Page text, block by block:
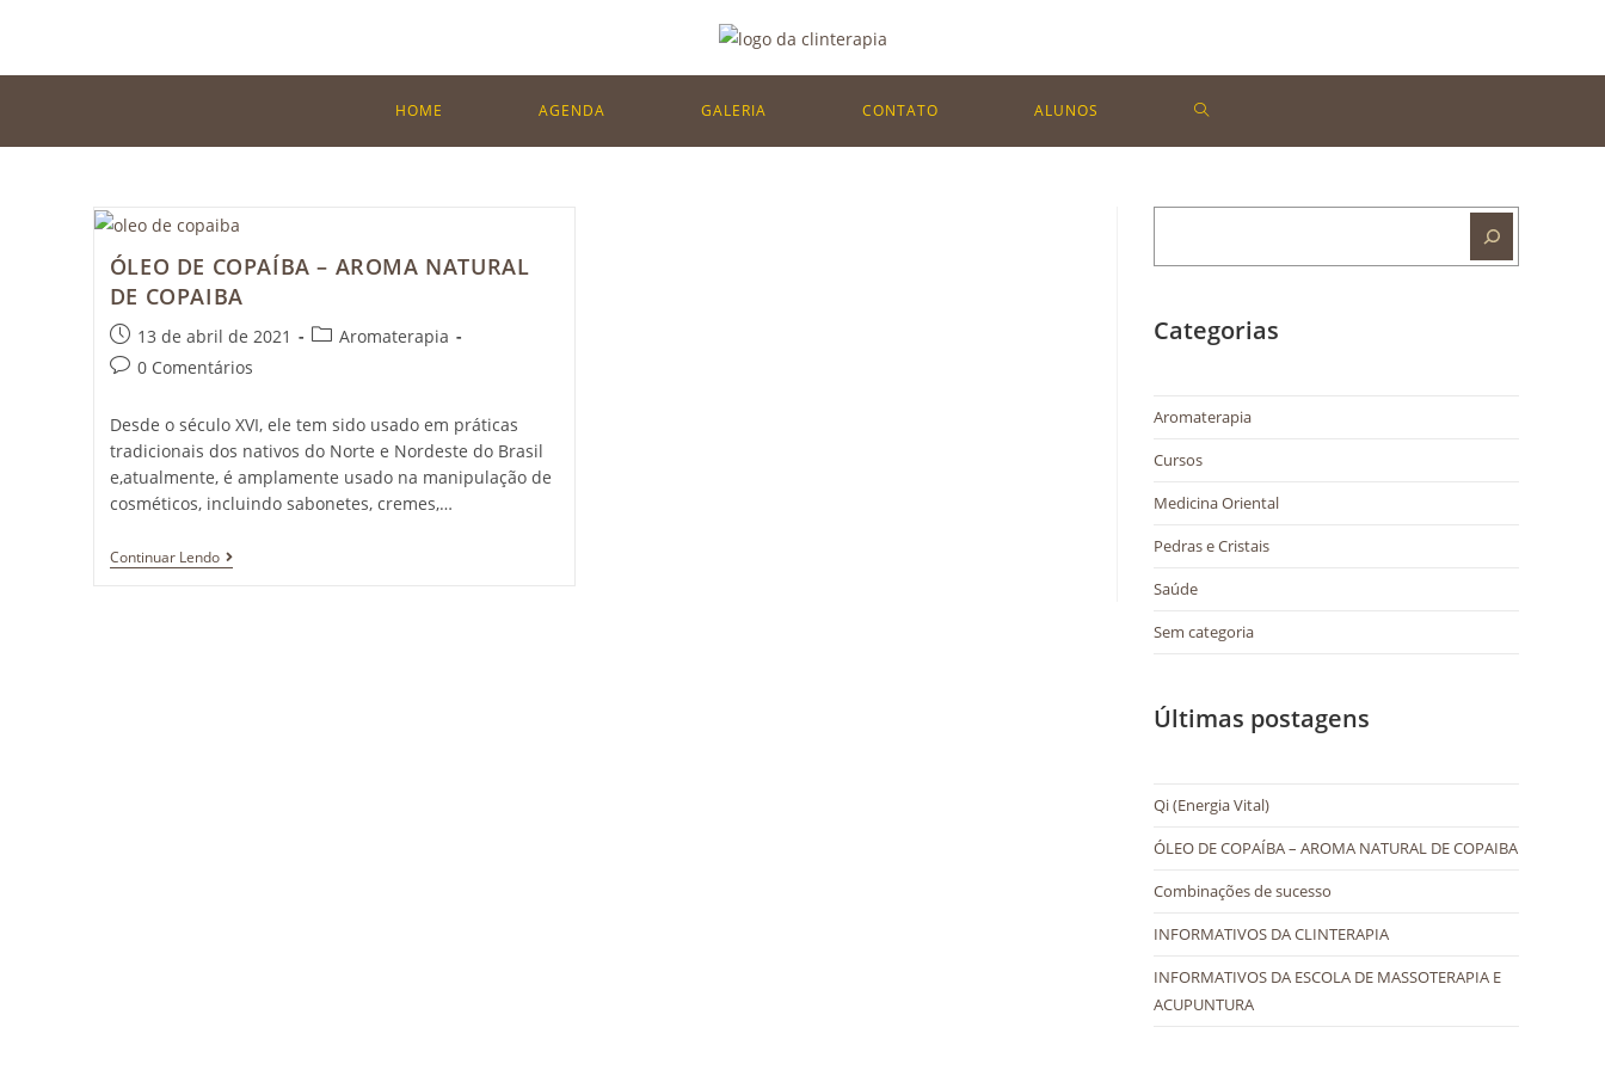
HOME AGENDA GALERIA CONTATO ALUNOS
ÓLEO DE COPAÍBA – AROMA NATURAL
DE COPAIBA
13 de abril de 2021
Aromaterapia
0 Comentários
Desde o século XVI, ele tem sido usado em práticas
tradicionais dos nativos do Norte e Nordeste do Brasil
e,atualmente, é amplamente usado na manipulação de
cosméticos, incluindo sabonetes, cremes,…
Continuar Lendo
Categorias
Aromaterapia
Cursos
Medicina Oriental
Pedras e Cristais
Saúde
Sem categoria
Últimas postagens
Qi (Energia Vital)
ÓLEO DE COPAÍBA – AROMA NATURAL DE COPAIBA
Combinações de sucesso
INFORMATIVOS DA CLINTERAPIA
INFORMATIVOS DA ESCOLA DE MASSOTERAPIA E
ACUPUNTURA